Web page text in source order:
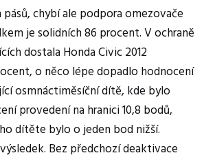
chybí ale podpora omezovače
je solidních 86 procent. V ochraně
dostala Honda Civic 2012
o něco lépe dopadlo hodnocení
osmnáctiměsíční dítě, kde bylo
provedení na hranici 10,8 bodů,
dítěte bylo o jeden bod nižší.
Bez předchozí deaktivace